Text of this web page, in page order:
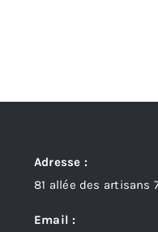
Adresse :
81 allée des artisans
Email :